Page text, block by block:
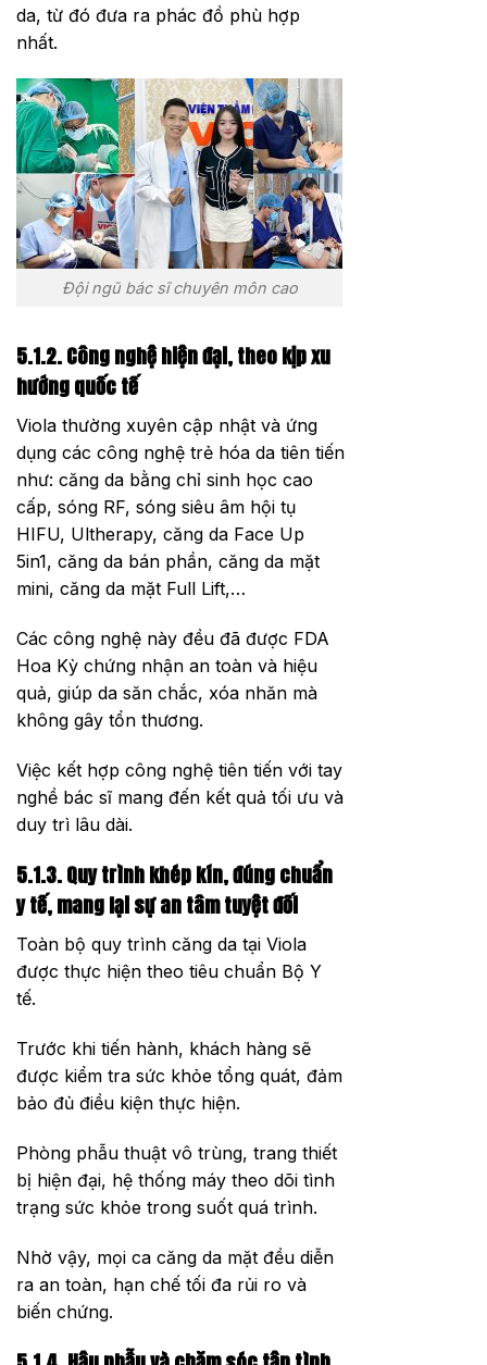
da, từ đó đưa ra phác đồ phù hợp
nhất.
Đội ngũ bác sĩ chuyên môn cao
5.1.2. Công nghệ hiện đại, theo kịp xu
hướng quốc tế
Viola thường xuyên cập nhật và ứng
dụng các công nghệ trẻ hóa da tiên tiến
như: căng da bằng chỉ sinh học cao
cấp, sóng RF, sóng siêu âm hội tụ
HIFU, Ultherapy, căng da Face Up
5in1, căng da bán phần, căng da mặt
mini, căng da mặt Full Lift,…
Các công nghệ này đều đã được FDA
Hoa Kỳ chứng nhận an toàn và hiệu
quả, giúp da săn chắc, xóa nhăn mà
không gây tổn thương.
Việc kết hợp công nghệ tiên tiến với tay
nghề bác sĩ mang đến kết quả tối ưu và
duy trì lâu dài.
5.1.3. Quy trình khép kín, đúng chuẩn
y tế, mang lại sự an tâm tuyệt đối
Toàn bộ quy trình căng da tại Viola
được thực hiện theo tiêu chuẩn Bộ Y
tế.
Trước khi tiến hành, khách hàng sẽ
được kiểm tra sức khỏe tổng quát, đảm
bảo đủ điều kiện thực hiện.
Phòng phẫu thuật vô trùng, trang thiết
bị hiện đại, hệ thống máy theo dõi tình
trạng sức khỏe trong suốt quá trình.
Nhờ vậy, mọi ca căng da mặt đều diễn
ra an toàn, hạn chế tối đa rủi ro và
biến chứng.